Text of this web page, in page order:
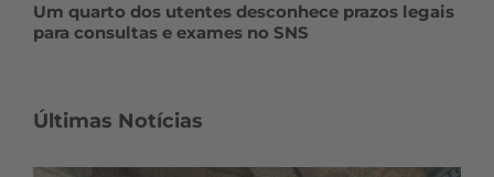
Um quarto dos utentes desconhece prazos legais
para consultas e exames no SNS
Últimas Notícias